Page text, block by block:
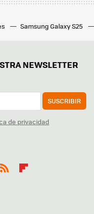
Samsung Galaxy S25
NEWSLETTER
SUSCRIBIR
de privacidad